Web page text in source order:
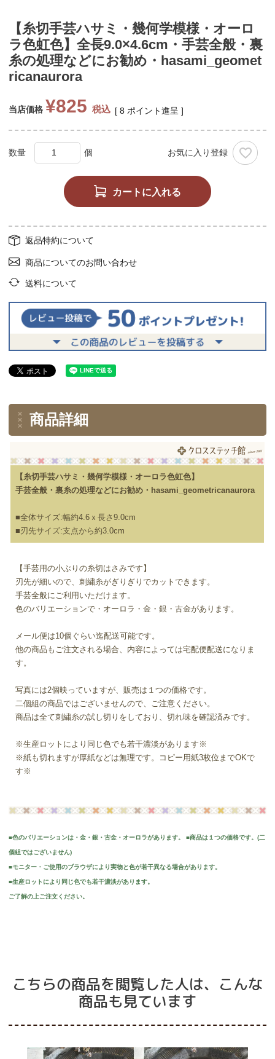
【糸切手芸ハサミ・幾何学模様・オーロ
ラ色虹色】全長9.0×4.6cm・手芸全般・裏
糸の処理などにお勧め・hasami_geomet
ricanaurora
当店価格 ¥825 税込 [ 8 ポイント進呈 ]
お気に入り登録
カートに入れる
返品特約について
商品についてのお問い合わせ
送料について
商品詳細
【糸切手芸ハサミ・幾何学模様・オーロラ色虹色】
手芸全般・裏糸の処理などにお勧め・hasami_geometricanaurora
■全体サイズ:幅約4.6ｘ長さ9.0cm
■刃先サイズ:支点から約3.0cm
【手芸用の小ぶりの糸切はさみです】
刃先が細いので、刺繍糸がぎりぎりでカットできます。
手芸全般にご利用いただけます。
色のバリエーションで・オーロラ・金・銀・古金があります。
メール便は10個ぐらい迄配送可能です。
他の商品もご注文される場合、内容によっては宅配便配送になりま
す。
写真には2個映っていますが、販売は１つの価格です。
二個組の商品ではございませんので、ご注意ください。
商品は全て刺繍糸の試し切りをしており、切れ味を確認済みです。
※生産ロットにより同じ色でも若干濃淡があります※
※紙も切れますが厚紙などは無理です。コピー用紙3枚位までOKで
す※
■色のバリエーションは・金・銀・古金・オーロラがあります。 ■商品は１つの価格です。(二
個組ではございません)
■モニター・ご使用のブラウザにより実物と色が若干異なる場合があります。
■生産ロットにより同じ色でも若干濃淡があります。
ご了解の上ご注文ください。
こちらの商品を閲覧した人は、こんな
商品も見ています